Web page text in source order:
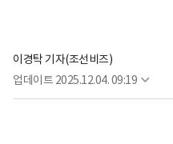
이경탁 기자(조선비즈)
업데이트 2025.12.04. 09:19